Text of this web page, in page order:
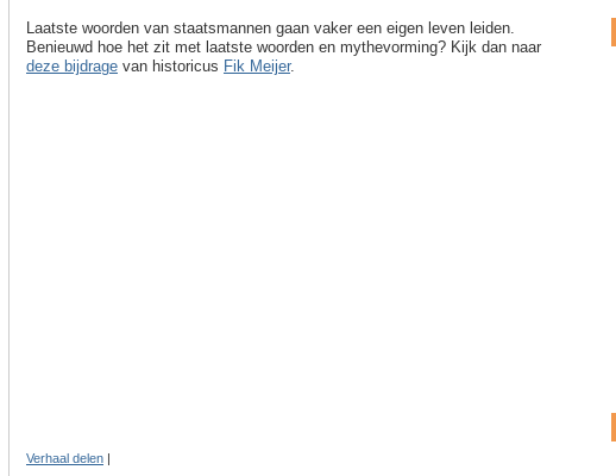
Laatste woorden van staatsmannen gaan vaker een eigen leven leiden.
Benieuwd hoe het zit met laatste woorden en mythevorming? Kijk dan naar
deze bijdrage van historicus Fik Meijer.
Verhaal delen